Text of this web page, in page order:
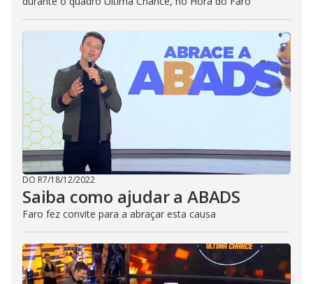
DO R7/18/12/2022
Saiba como ajudar a ABADS
Faro fez convite para a abraçar esta causa